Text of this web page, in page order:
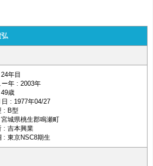
弘
年目
ー年 : 2003年
歳
: 1977年04/27
: B型
城県桃生郡鳴瀬町
: 吉本興業
: 東京NSC8期生